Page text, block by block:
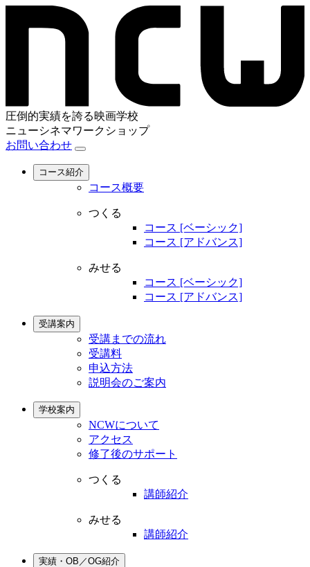
圧倒的実績を誇る映画学校
ニューシネマワークショップ
お問い合わせ
コース紹介
コース概要
つくる
コース [ベーシック]
コース [アドバンス]
みせる
コース [ベーシック]
コース [アドバンス]
受講案内
受講までの流れ
受講料
申込方法
説明会のご案内
学校案内
NCWについて
アクセス
修了後のサポート
つくる
講師紹介
みせる
講師紹介
実績・OB／OG紹介